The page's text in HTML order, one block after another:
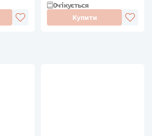
Очікується
Купити